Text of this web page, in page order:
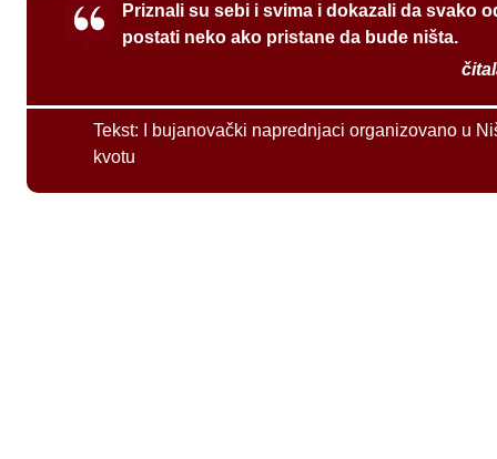
Priznali su sebi i svima i dokazali da svako
postati neko ako pristane da bude ništa.
Tekst:
I bujanovački naprednjaci organizovano u
kvotu